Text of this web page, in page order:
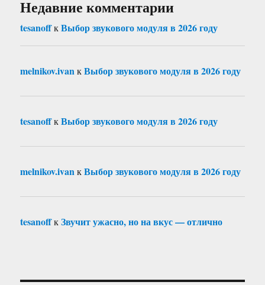
Недавние комментарии
tesanoffкВыбор звукового модуля в 2026 году
melnikov.ivanкВыбор звукового модуля в 2026 году
tesanoffкВыбор звукового модуля в 2026 году
melnikov.ivanкВыбор звукового модуля в 2026 году
tesanoffкЗвучит ужасно, но на вкус — отлично